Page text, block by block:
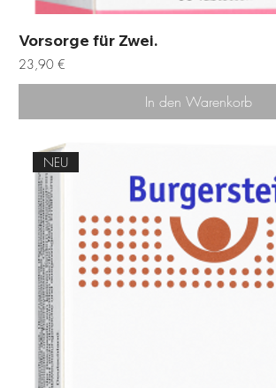
Vorsorge für Zwei.
Preis
23,90 €
In den Warenkorb
NEU